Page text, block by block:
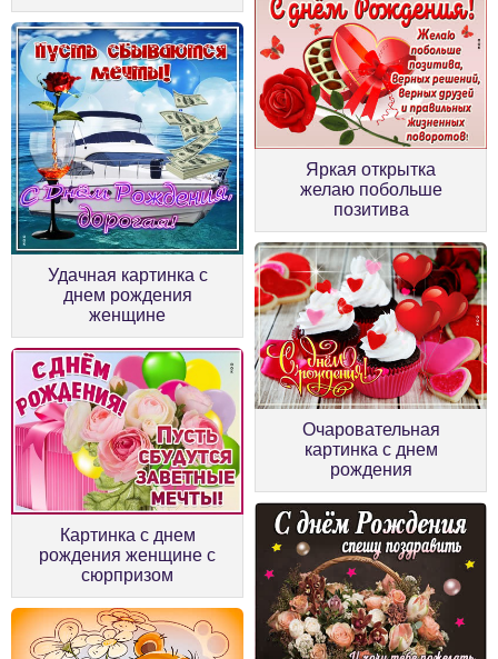
Удачная картинка с
днем рождения
женщине
Яркая открытка
желаю побольше
позитива
Картинка с днем
рождения женщине с
сюрпризом
Очаровательная
картинка с днем
рождения